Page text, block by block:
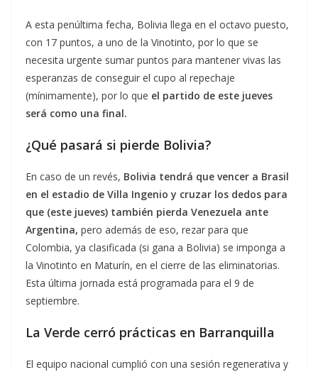
A esta penúltima fecha, Bolivia llega en el octavo puesto,
con 17 puntos, a uno de la Vinotinto, por lo que se
necesita urgente sumar puntos para mantener vivas las
esperanzas de conseguir el cupo al repechaje
(mínimamente), por lo que el partido de este jueves
será como una final.
¿Qué pasará si pierde Bolivia?
En caso de un revés, Bolivia tendrá que vencer a Brasil
en el estadio de Villa Ingenio y cruzar los dedos para
que (este jueves) también pierda Venezuela ante
Argentina, pero además de eso, rezar para que
Colombia, ya clasificada (si gana a Bolivia) se imponga a
la Vinotinto en Maturín, en el cierre de las eliminatorias.
Esta última jornada está programada para el 9 de
septiembre.
La Verde cerró prácticas en Barranquilla
El equipo nacional cumplió con una sesión regenerativa y